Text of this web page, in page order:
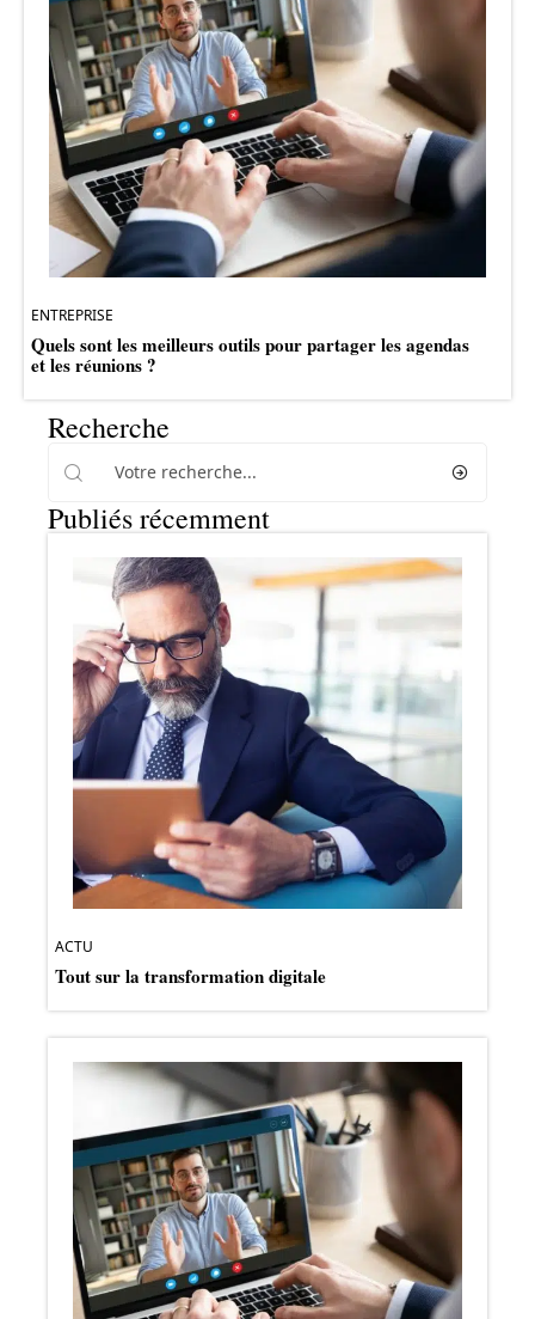
ENTREPRISE
Quels sont les meilleurs outils pour partager les agendas
et les réunions ?
Recherche
Publiés récemment
ACTU
Tout sur la transformation digitale